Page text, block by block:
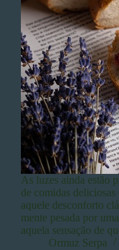
As luzes ainda estão
de comidas
aquele desconforto
mente pesada por
aquela sensação de
Ormuz Serpa